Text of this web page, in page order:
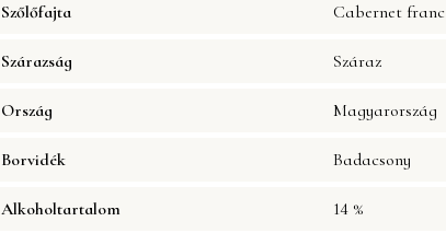
Szőlőfajta Cabernet franc
Szárazság Száraz
Ország Magyarország
Borvidék Badacsony
Alkoholtartalom 14 %